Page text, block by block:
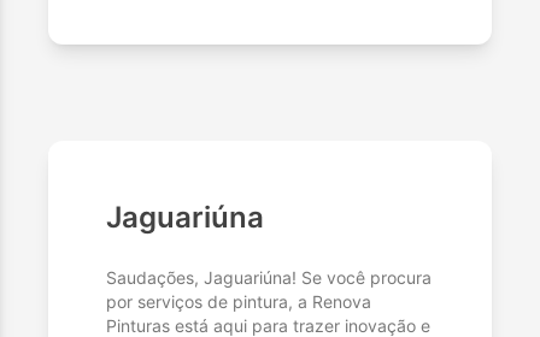
Jaguariúna
Saudações, Jaguariúna! Se você procura
por serviços de pintura, a Renova
Pinturas está aqui para trazer inovação e